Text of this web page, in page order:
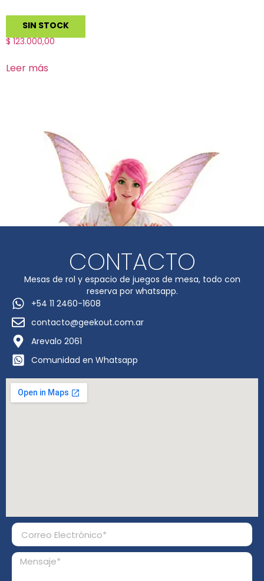
SIN STOCK
Concept
$123.000,00
Leer más
CONTACTO
Mesas de rol y espacio de juegos de mesa, todo con
reserva por whatsapp.
+54 11 2460-1608
contacto@geekout.com.ar
Arevalo 2061
Comunidad en Whatsapp